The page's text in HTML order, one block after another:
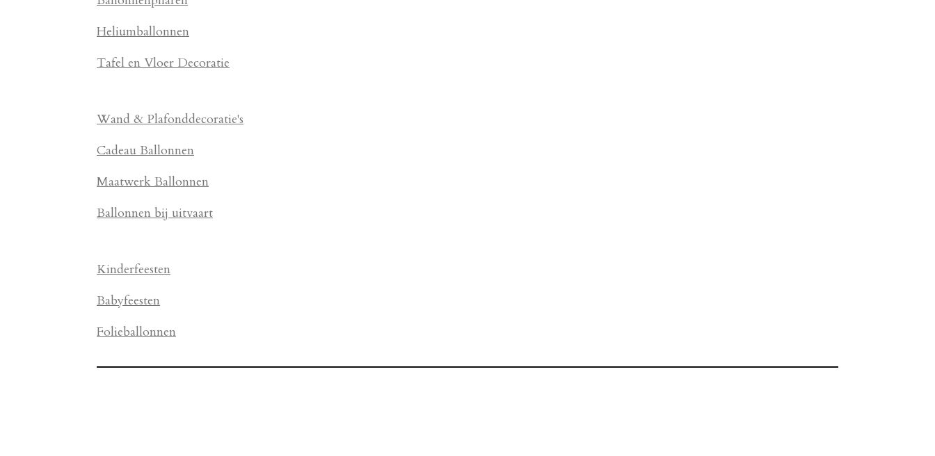
Heliumballonnen
Tafel en Vloer Decoratie
Wand & Plafonddecoratie's
Cadeau Ballonnen
Maatwerk Ballonnen
Ballonnen bij uitvaart
Kinderfeesten
Babyfeesten
Folieballonnen